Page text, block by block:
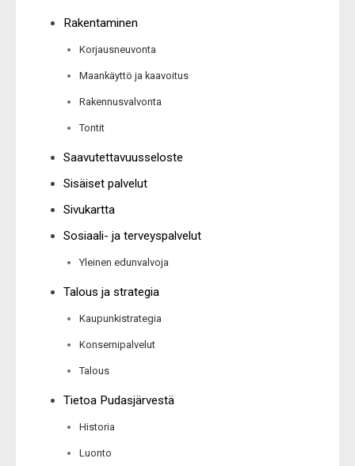
Rakentaminen
Korjausneuvonta
Maankäyttö ja kaavoitus
Rakennusvalvonta
Tontit
Saavutettavuusseloste
Sisäiset palvelut
Sivukartta
Sosiaali- ja terveyspalvelut
Yleinen edunvalvoja
Talous ja strategia
Kaupunkistrategia
Konsernipalvelut
Talous
Tietoa Pudasjärvestä
Historia
Luonto